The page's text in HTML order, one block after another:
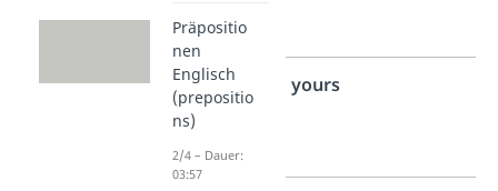
Singular
2.
Person
Singular
yours
Präpositio
nen
Englisch
(prepositio
ns)
2/4 – Dauer:
03:57